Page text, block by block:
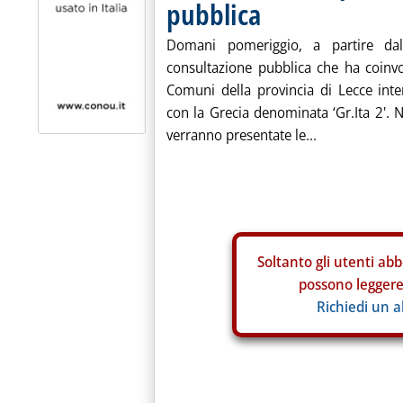
pubblica
Domani pomeriggio, a partire
consultazione pubblica che ha
Comuni della provincia di Lecce
con la Grecia denominata ‘Gr.Ita
verranno presentate le...
Soltanto gli utenti
possono
Richiedi un